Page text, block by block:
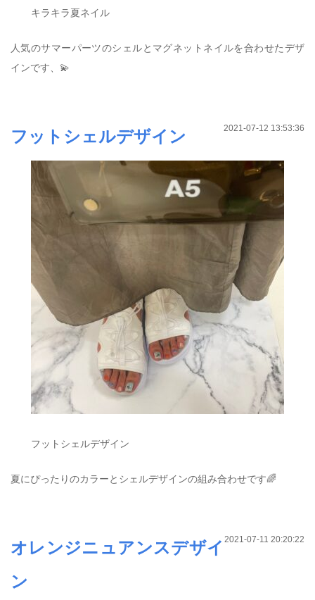
キラキラ夏ネイル
人気のサマーパーツのシェルとマグネットネイルを合わせたデザ
インです、💫
2021-07-12 13:53:36
フットシェルデザイン
フットシェルデザイン
夏にぴったりのカラーとシェルデザインの組み合わせです🌈
2021-07-11 20:20:22
オレンジニュアンスデザイ
ン